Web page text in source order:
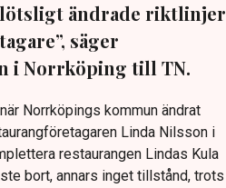
ändrade riktlinjer
säger
i Norrköping till TN.
Norrköpings kommun ändrat
Linda Nilsson i
restaurangen Lindas Kula
bort, annars inget tillstånd, trots